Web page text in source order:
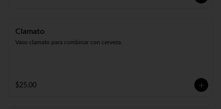
Clamato
Vaso clamato para combinar con cerveza.
$25.00